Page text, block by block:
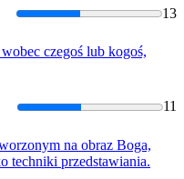
13
czegoś lub kogoś,
11
na obraz Boga,
techniki przedstawiania.